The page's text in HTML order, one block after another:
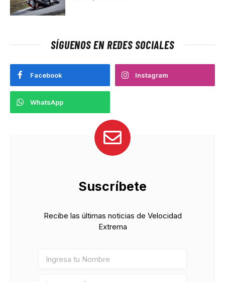
SÍGUENOS EN REDES SOCIALES
Facebook Instagram
WhatsApp
Suscríbete
Recibe las últimas noticias de Velocidad
Extrema